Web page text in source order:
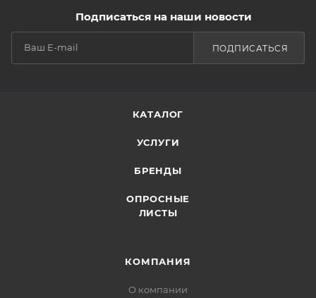
Подписаться на наши новости
ПОДПИСАТЬСЯ
КАТАЛОГ
УСЛУГИ
БРЕНДЫ
ОПРОСНЫЕ
ЛИСТЫ
КОМПАНИЯ
О компании